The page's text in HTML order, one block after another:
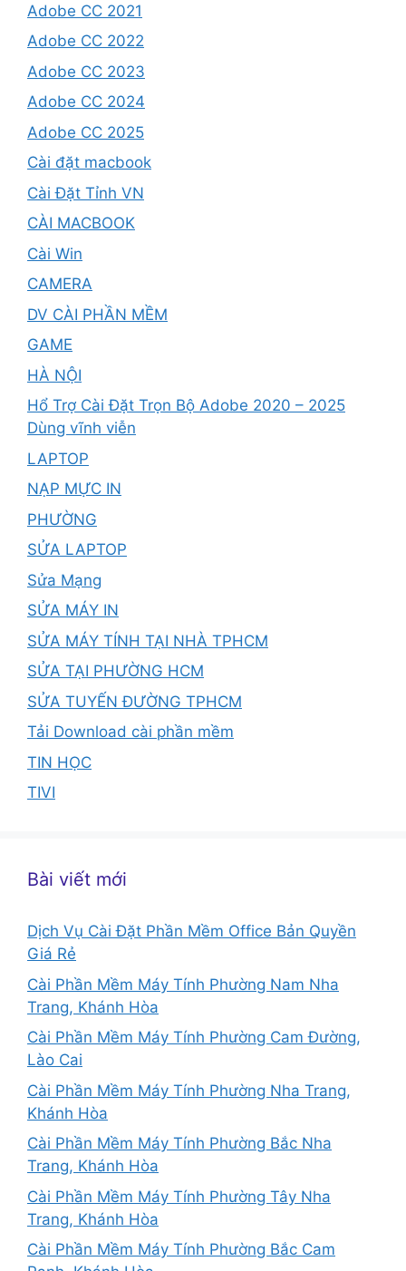
Adobe CC 2021
Adobe CC 2022
Adobe CC 2023
Adobe CC 2024
Adobe CC 2025
Cài đặt macbook
Cài Đặt Tỉnh VN
CÀI MACBOOK
Cài Win
CAMERA
DV CÀI PHẦN MỀM
GAME
HÀ NỘI
Hổ Trợ Cài Đặt Trọn Bộ Adobe 2020 – 2025
Dùng vĩnh viễn
LAPTOP
NẠP MỰC IN
PHƯỜNG
SỬA LAPTOP
Sửa Mạng
SỬA MÁY IN
SỬA MÁY TÍNH TẠI NHÀ TPHCM
SỬA TẠI PHƯỜNG HCM
SỬA TUYẾN ĐƯỜNG TPHCM
Tải Download cài phần mềm
TIN HỌC
TIVI
Bài viết mới
Dịch Vụ Cài Đặt Phần Mềm Office Bản Quyền
Giá Rẻ
Cài Phần Mềm Máy Tính Phường Nam Nha
Trang, Khánh Hòa
Cài Phần Mềm Máy Tính Phường Cam Đường,
Lào Cai
Cài Phần Mềm Máy Tính Phường Nha Trang,
Khánh Hòa
Cài Phần Mềm Máy Tính Phường Bắc Nha
Trang, Khánh Hòa
Cài Phần Mềm Máy Tính Phường Tây Nha
Trang, Khánh Hòa
Cài Phần Mềm Máy Tính Phường Bắc Cam